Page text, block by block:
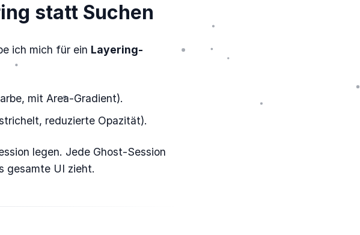
statt Suchen
ich mich für ein Layering-
mit Area-Gradient).
reduzierte Opazität).
legen. Jede Ghost-Session
gesamte UI zieht.